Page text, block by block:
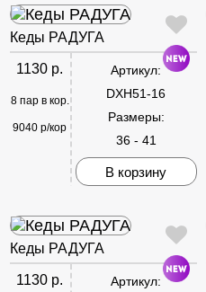
Кеды РАДУГА
1130 р.
8 пар в кор.
9040 р/кор
Артикул:
DXH51-16
Размеры:
36 - 41
В корзину
Кеды РАДУГА
1130 р.
Артикул: